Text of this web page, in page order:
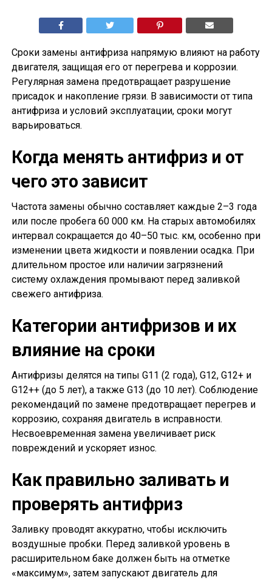
Сроки замены антифриза напрямую влияют на работу
двигателя, защищая его от перегрева и коррозии.
Регулярная замена предотвращает разрушение
присадок и накопление грязи. В зависимости от типа
антифриза и условий эксплуатации, сроки могут
варьироваться.
Когда менять антифриз и от
чего это зависит
Частота замены обычно составляет каждые 2–3 года
или после пробега 60 000 км. На старых автомобилях
интервал сокращается до 40–50 тыс. км, особенно при
изменении цвета жидкости и появлении осадка. При
длительном простое или наличии загрязнений
систему охлаждения промывают перед заливкой
свежего антифриза.
Категории антифризов и их
влияние на сроки
Антифризы делятся на типы G11 (2 года), G12, G12+ и
G12++ (до 5 лет), а также G13 (до 10 лет). Соблюдение
рекомендаций по замене предотвращает перегрев и
коррозию, сохраняя двигатель в исправности.
Несвоевременная замена увеличивает риск
повреждений и ускоряет износ.
Как правильно заливать и
проверять антифриз
Заливку проводят аккуратно, чтобы исключить
воздушные пробки. Перед заливкой уровень в
расширительном баке должен быть на отметке
«максимум», затем запускают двигатель для